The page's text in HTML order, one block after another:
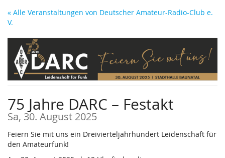
Zum
Haupt-
springen
« Alle Veranstaltungen von Deutscher Amateur-Radio-Club e.
V.
75 Jahre DARC – Festakt
Sa, 30. August 2025
Feiern Sie mit uns ein Dreivierteljahrhundert Leidenschaft für
den Amateurfunk!